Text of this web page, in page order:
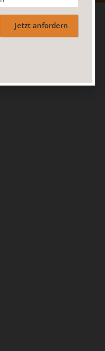
Jetzt anfordern